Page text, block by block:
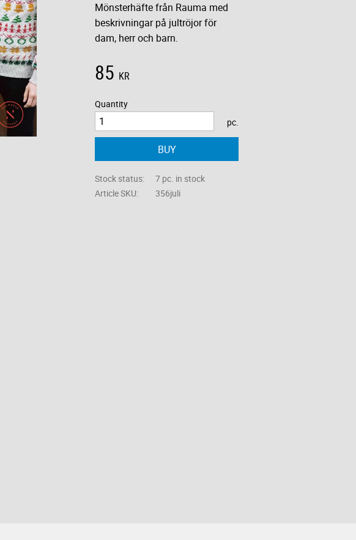
Mönsterhäfte från Rauma med
beskrivningar på jultröjor för
dam, herr och barn.
85 KR
Quantity
pc.
BUY
Stock status
7 pc. in stock
Article SKU
356juli